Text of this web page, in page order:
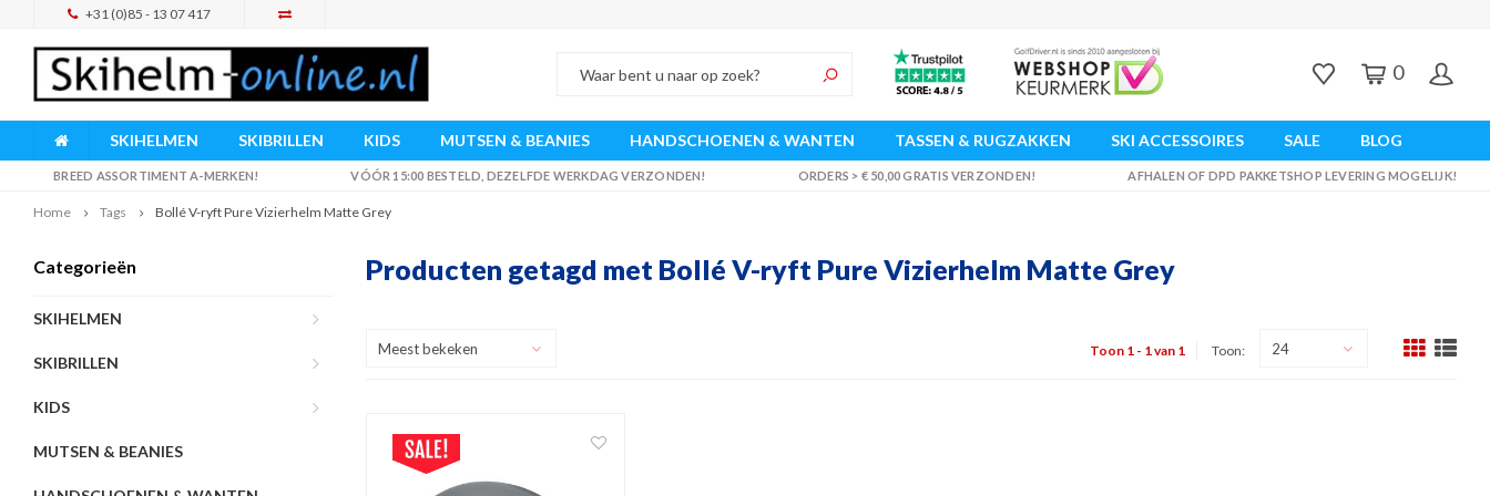
+31 (0)85 - 13 07 417
0
SKIHELMEN SKIBRILLEN KIDS MUTSEN & BEANIES HANDSCHOENEN & WANTEN TASSEN & RUGZAKKEN SKI ACCESSOIRES SALE BLOG
BREED ASSORTIMENT A-MERKEN! VÓÓR 15:00 BESTELD, DEZELFDE WERKDAG VERZONDEN! ORDERS > € 50,00 GRATIS VERZONDEN! AFHALEN OF DPD PAKKETSHOP LEVERING MOGELIJK!
Home Tags Bollé V-ryft Pure Vizierhelm Matte Grey
Categorieën
SKIHELMEN
SKIBRILLEN
KIDS
MUTSEN & BEANIES
Producten getagd met Bollé V-ryft Pure Vizierhelm Matte Grey
Meest bekeken Toon 1 - 1 van 1 Toon: 24